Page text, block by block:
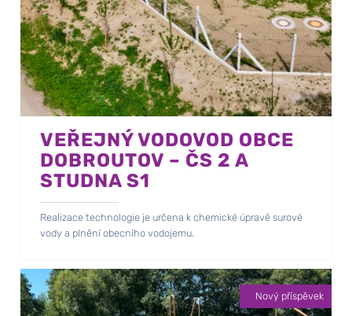
VEŘEJNÝ VODOVOD OBCE
DOBROUTOV – ČS 2 A
STUDNA S1
Realizace technologie je určena k chemické úpravě surové
vody a plnění obecního vodojemu.
Nový příspěvek